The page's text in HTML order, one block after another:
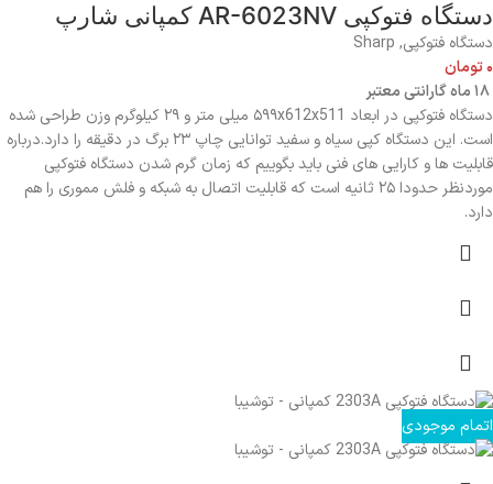
دستگاه فتوکپی AR-6023NV کمپانی شارپ
دستگاه فتوکپی,
Sharp
۰تومان
دستگاه فتوکپی در ابعاد ۵۹۹x612x511 میلی متر و ۲۹ کیلوگرم وزن طراحی شده
است. این دستگاه کپی سیاه و سفید توانایی چاپ ۲۳ برگ در دقیقه را دارد.درباره
قابلیت ها و کارایی های فنی باید بگوییم که زمان گرم شدن دستگاه فتوکپی
موردنظر حدودا ۲۵ ثانیه است که قابلیت اتصال به شبکه و فلش مموری را هم
دارد.
اتمام موجودی